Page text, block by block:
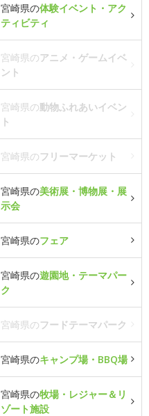
宮崎県の体験イベント・アク
ティビティ
宮崎県のアニメ・ゲームイベ
ント
宮崎県の動物ふれあいイベン
ト
宮崎県のフリーマーケット
宮崎県の美術展・博物展・展
示会
宮崎県のフェア
宮崎県の遊園地・テーマパー
ク
宮崎県のフードテーマパーク
宮崎県のキャンプ場・BBQ場
宮崎県の牧場・レジャー＆リ
ゾート施設